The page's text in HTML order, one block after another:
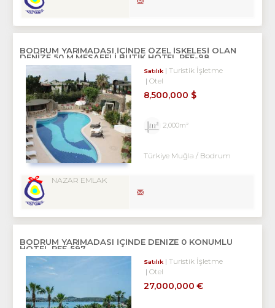
BODRUM YARIMADASI IÇINDE ÖZEL ISKELESI OLAN
DENIZE 50 M MESAFELI BUTIK HOTEL REF-98
Satılık
Turistik İşletme
Otel
8,500,000 $
2,000m²
Türkiye Muğla / Bodrum
NAZAR EMLAK
BODRUM YARIMADASI IÇINDE DENIZE 0 KONUMLU
HOTEL REF-597
Satılık
Turistik İşletme
Otel
27,000,000 €